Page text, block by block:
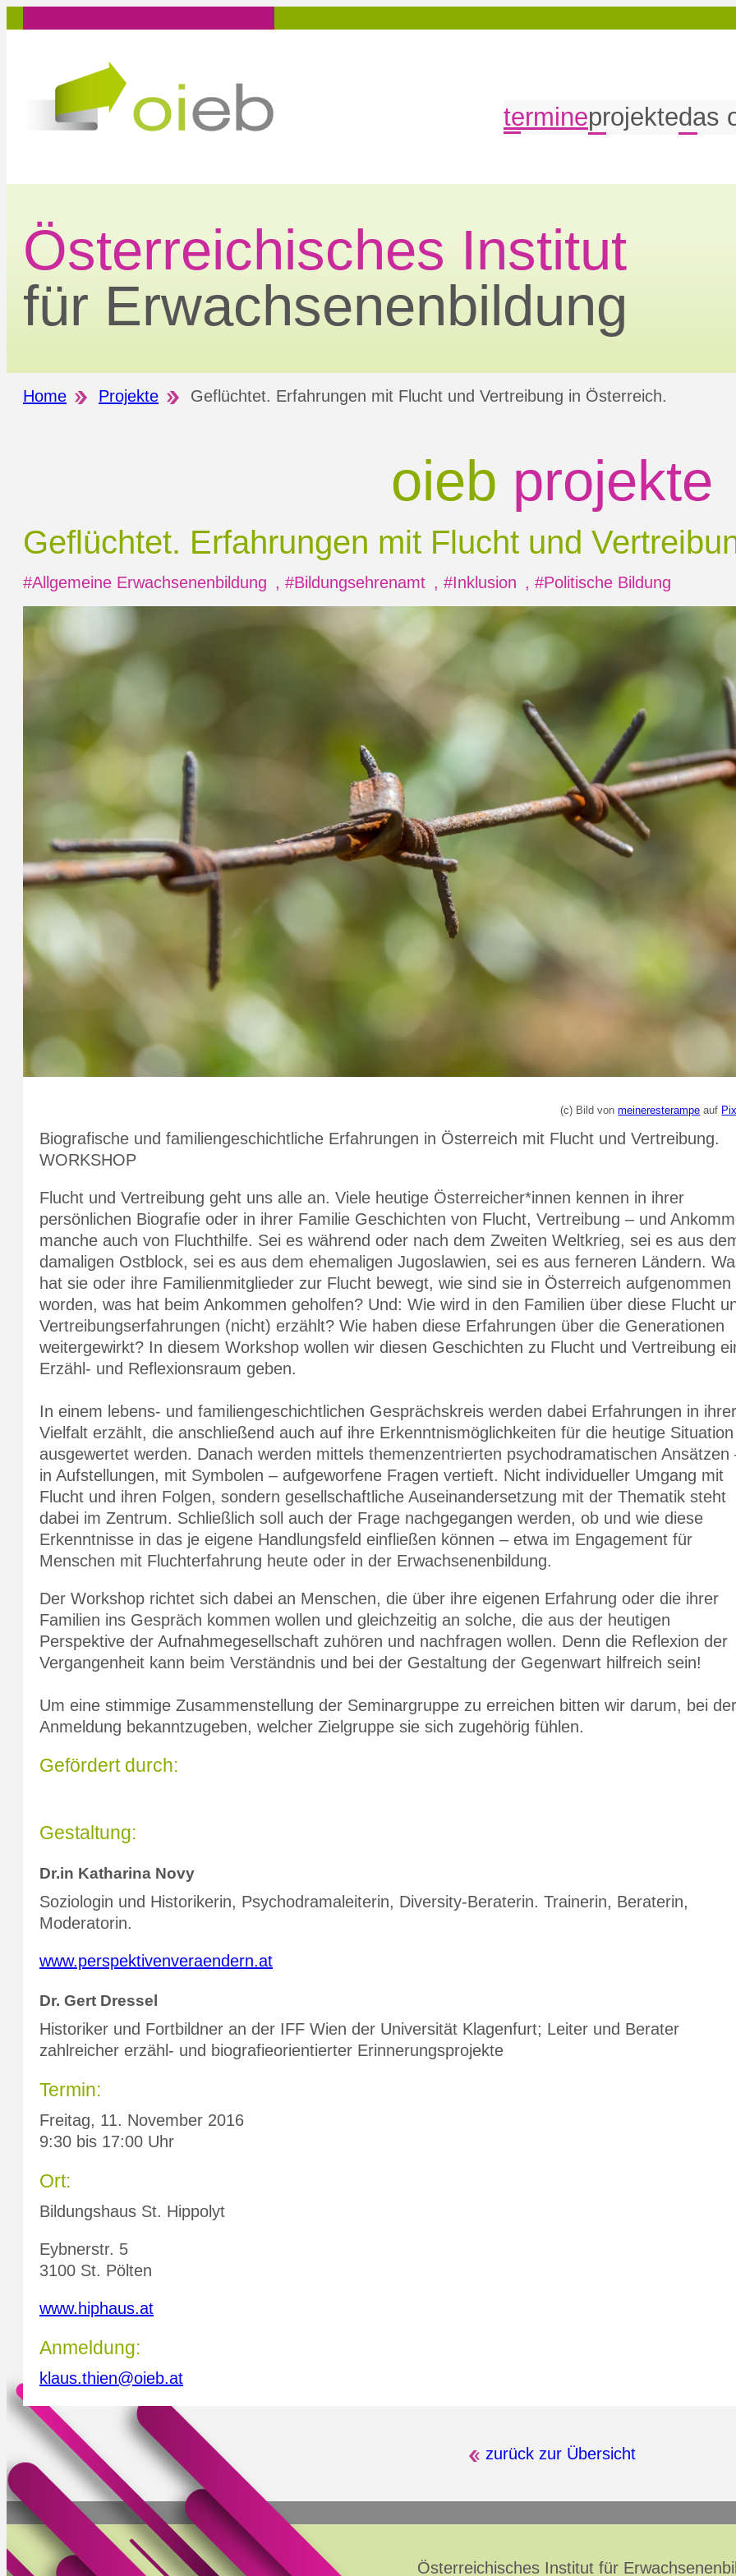
Inhalt
termineprojektedas
Österreichisches Institut
für Erwachsenenbildung
Home Projekte Geflüchtet. Erfahrungen mit Flucht und Vertreibung in Österreich.
oieb projekte
Geflüchtet. Erfahrungen mit Flucht und
#Allgemeine Erwachsenenbildung , #Bildungsehrenamt , #Inklusion , #Politische Bildung
(c) Bild vonmeineresterampe auf
Biografische und familiengeschichtliche Erfahrungen in Österreich mit Flucht und Vertreibung.
WORKSHOP
Flucht und Vertreibung geht uns alle an. Viele heutige Österreicher*innen kennen in ihrer
persönlichen Biografie oder in ihrer Familie Geschichten von Flucht, Vertreibung – und
manche auch von Fluchthilfe. Sei es während oder nach dem Zweiten Weltkrieg, sei es aus
damaligen Ostblock, sei es aus dem ehemaligen Jugoslawien, sei es aus ferneren Ländern.
hat sie oder ihre Familienmitglieder zur Flucht bewegt, wie sind sie in Österreich aufgenommen
worden, was hat beim Ankommen geholfen? Und: Wie wird in den Familien über diese Flucht
Vertreibungserfahrungen (nicht) erzählt? Wie haben diese Erfahrungen über die Generationen
weitergewirkt? In diesem Workshop wollen wir diesen Geschichten zu Flucht und Vertreibung
Erzähl- und Reflexionsraum geben.
In einem lebens- und familiengeschichtlichen Gesprächskreis werden dabei Erfahrungen in ihrer
Vielfalt erzählt, die anschließend auch auf ihre Erkenntnismöglichkeiten für die heutige
ausgewertet werden. Danach werden mittels themenzentrierten psychodramatischen Ansätzen
in Aufstellungen, mit Symbolen – aufgeworfene Fragen vertieft. Nicht individueller Umgang mit
Flucht und ihren Folgen, sondern gesellschaftliche Auseinandersetzung mit der Thematik steht
dabei im Zentrum. Schließlich soll auch der Frage nachgegangen werden, ob und wie diese
Erkenntnisse in das je eigene Handlungsfeld einfließen können – etwa im Engagement für
Menschen mit Fluchterfahrung heute oder in der Erwachsenenbildung.
Der Workshop richtet sich dabei an Menschen, die über ihre eigenen Erfahrung oder die ihrer
Familien ins Gespräch kommen wollen und gleichzeitig an solche, die aus der heutigen
Perspektive der Aufnahmegesellschaft zuhören und nachfragen wollen. Denn die Reflexion der
Vergangenheit kann beim Verständnis und bei der Gestaltung der Gegenwart hilfreich sein!
Um eine stimmige Zusammenstellung der Seminargruppe zu erreichen bitten wir darum, bei der
Anmeldung bekanntzugeben, welcher Zielgruppe sie sich zugehörig fühlen.
Gefördert durch:
Gestaltung:
Dr.in Katharina Novy
Soziologin und Historikerin, Psychodramaleiterin, Diversity-Beraterin. Trainerin, Beraterin,
Moderatorin.
www.perspektivenveraendern.at
Dr. Gert Dressel
Historiker und Fortbildner an der IFF Wien der Universität Klagenfurt; Leiter und Berater
zahlreicher erzähl- und biografieorientierter Erinnerungsprojekte
Termin:
Freitag, 11. November 2016
9:30 bis 17:00 Uhr
Ort:
Bildungshaus St. Hippolyt
Eybnerstr. 5
3100 St. Pölten
www.hiphaus.at
Anmeldung:
klaus.thien@oieb.at
zurück zur Übersicht
Österreichisches Institut für